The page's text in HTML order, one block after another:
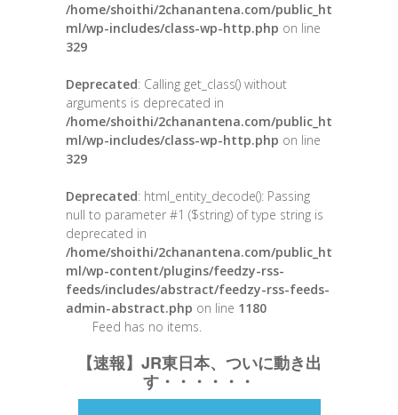
/home/shoithi/2chanantena.com/public_ht
ml/wp-includes/class-wp-http.php on line
329
Deprecated: Calling get_class() without
arguments is deprecated in
/home/shoithi/2chanantena.com/public_ht
ml/wp-includes/class-wp-http.php on line
329
Deprecated: html_entity_decode(): Passing
null to parameter #1 ($string) of type string is
deprecated in
/home/shoithi/2chanantena.com/public_ht
ml/wp-content/plugins/feedzy-rss-
feeds/includes/abstract/feedzy-rss-feeds-
admin-abstract.php on line 1180
Feed has no items.
【速報】JR東日本、ついに動き出
す・・・・・・